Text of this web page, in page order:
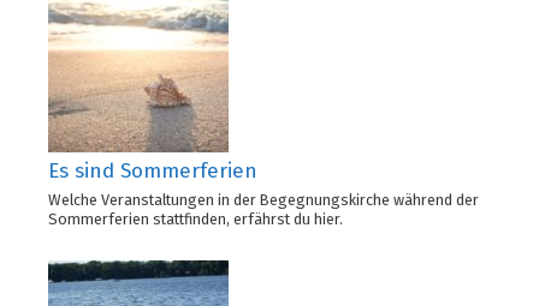
Es sind Sommerferien
Welche Veranstaltungen in der Begegnungskirche während der
Sommerferien stattfinden, erfährst du hier.